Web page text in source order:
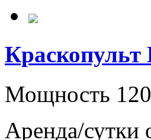
Краскопульт
Мощность
Аренда/сутки